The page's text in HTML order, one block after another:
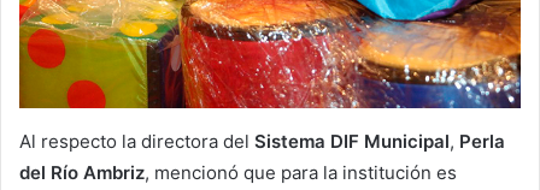
Al respecto la directora del Sistema DIF Municipal, Perla
del Río Ambriz, mencionó que para la institución es